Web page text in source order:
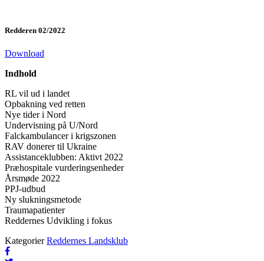
Redderen 02/2022
Download
Indhold
RL vil ud i landet
Opbakning ved retten
Nye tider i Nord
Undervisning på U/Nord
Falckambulancer i krigszonen
RAV donerer til Ukraine
Assistanceklubben: Aktivt 2022
Præhospitale vurderingsenheder
Årsmøde 2022
PPJ-udbud
Ny slukningsmetode
Traumapatienter
Reddernes Udvikling i fokus
KategorierReddernes Landsklub